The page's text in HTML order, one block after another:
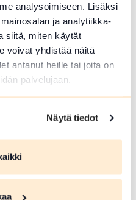
analysoimiseen. Lisäksi
ja analytiikka-
siitä, miten käytät
voivat yhdistää näitä
antanut heille tai joita on
palvelujaan.
Näytä tiedot
vaihtamaan
torin
siitä porukalla
Torikahvit